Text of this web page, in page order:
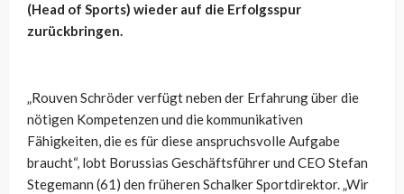
(Head of Sports) wieder auf die Erfolgsspur
zurückbringen.
„Rouven Schröder verfügt neben der Erfahrung über die
nötigen Kompetenzen und die kommunikativen
Fähigkeiten, die es für diese anspruchsvolle Aufgabe
braucht“, lobt Borussias Geschäftsführer und CEO Stefan
Stegemann (61) den früheren Schalker Sportdirektor. „Wir